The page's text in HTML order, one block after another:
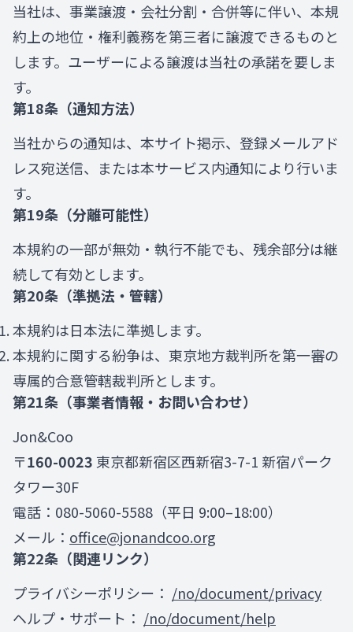
当社は、事業譲渡・会社分割・合併等に伴い、本規
約上の地位・権利義務を第三者に譲渡できるものと
します。ユーザーによる譲渡は当社の承諾を要しま
す。
第18条（通知方法）
当社からの通知は、本サイト掲示、登録メールアド
レス宛送信、または本サービス内通知により行いま
す。
第19条（分離可能性）
本規約の一部が無効・執行不能でも、残余部分は継
続して有効とします。
第20条（準拠法・管轄）
本規約は日本法に準拠します。
本規約に関する紛争は、東京地方裁判所を第一審の
専属的合意管轄裁判所とします。
第21条（事業者情報・お問い合わせ）
Jon&Coo
〒160-0023 東京都新宿区西新宿3-7-1 新宿パーク
タワー30F
電話：080-5060-5588（平日 9:00–18:00）
メール： office@jonandcoo.org
第22条（関連リンク）
プライバシーポリシー： /no/document/privacy
ヘルプ・サポート： /no/document/help